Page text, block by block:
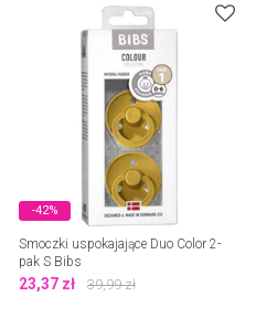
-42%
Smoczki uspokajające Duo Color 2-
pak S Bibs
23,37 zł 39,99zł